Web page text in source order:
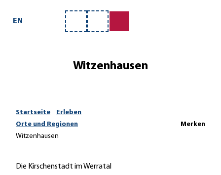
EN
Merkzettel
Suche
Witzenhausen
Startseite
Erleben
Orte und Regionen
Witzenhausen
Merken
Die Kirschenstadt im Werratal